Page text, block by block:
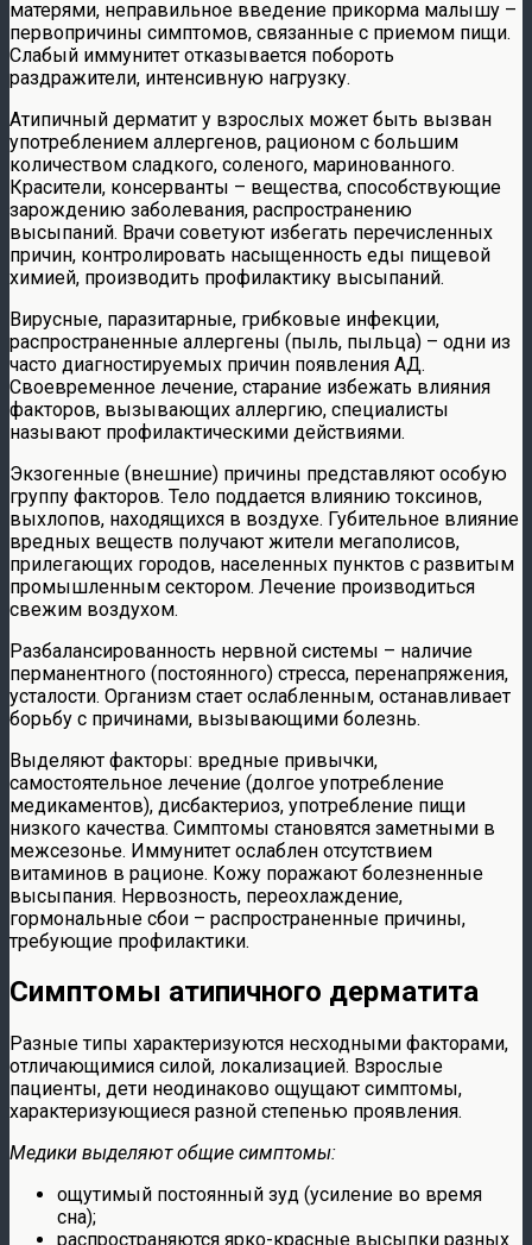
матерями, неправильное введение прикорма малышу –
первопричины симптомов, связанные с приемом пищи.
Слабый иммунитет отказывается побороть
раздражители, интенсивную нагрузку.
Атипичный дерматит у взрослых может быть вызван
употреблением аллергенов, рационом с большим
количеством сладкого, соленого, маринованного.
Красители, консерванты – вещества, способствующие
зарождению заболевания, распространению
высыпаний. Врачи советуют избегать перечисленных
причин, контролировать насыщенность еды пищевой
химией, производить профилактику высыпаний.
Вирусные, паразитарные, грибковые инфекции,
распространенные аллергены (пыль, пыльца) – одни из
часто диагностируемых причин появления АД.
Своевременное лечение, старание избежать влияния
факторов, вызывающих аллергию, специалисты
называют профилактическими действиями.
Экзогенные (внешние) причины представляют особую
группу факторов. Тело поддается влиянию токсинов,
выхлопов, находящихся в воздухе. Губительное влияние
вредных веществ получают жители мегаполисов,
прилегающих городов, населенных пунктов с развитым
промышленным сектором. Лечение производиться
свежим воздухом.
Разбалансированность нервной системы – наличие
перманентного (постоянного) стресса, перенапряжения,
усталости. Организм стает ослабленным, останавливает
борьбу с причинами, вызывающими болезнь.
Выделяют факторы: вредные привычки,
самостоятельное лечение (долгое употребление
медикаментов), дисбактериоз, употребление пищи
низкого качества. Симптомы становятся заметными в
межсезонье. Иммунитет ослаблен отсутствием
витаминов в рационе. Кожу поражают болезненные
высыпания. Нервозность, переохлаждение,
гормональные сбои – распространенные причины,
требующие профилактики.
Симптомы атипичного дерматита
Разные типы характеризуются несходными факторами,
отличающимися силой, локализацией. Взрослые
пациенты, дети неодинаково ощущают симптомы,
характеризующиеся разной степенью проявления.
Медики выделяют общие симптомы:
ощутимый постоянный зуд (усиление во время
сна);
распространяются ярко-красные высыпки разных